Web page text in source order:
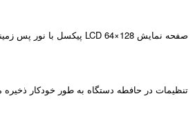
صفحه نمایش LCD 64×128 پیکسل با نور پس زمینه
تنظیمات در حافطه دستگاه به طور خودکار ذخیره